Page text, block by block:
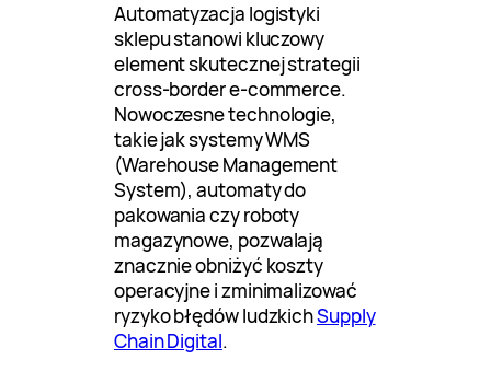
Automatyzacja logistyki
sklepu stanowi kluczowy
element skutecznej strategii
cross-border e-commerce.
Nowoczesne technologie,
takie jak systemy WMS
(Warehouse Management
System), automaty do
pakowania czy roboty
magazynowe, pozwalają
znacznie obniżyć koszty
operacyjne i zminimalizować
ryzyko błędów ludzkichSupply
Chain Digital.